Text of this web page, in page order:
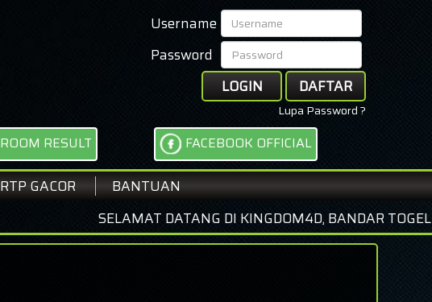
Username
Password
LOGIN
DAFTAR
Lupa Password ?
ROOM RESULT FACEBOOK OFFICIAL
RTP GACOR
BANTUAN
SELAMAT DATANG DI KINGDOM4D, BANDAR TOGEL